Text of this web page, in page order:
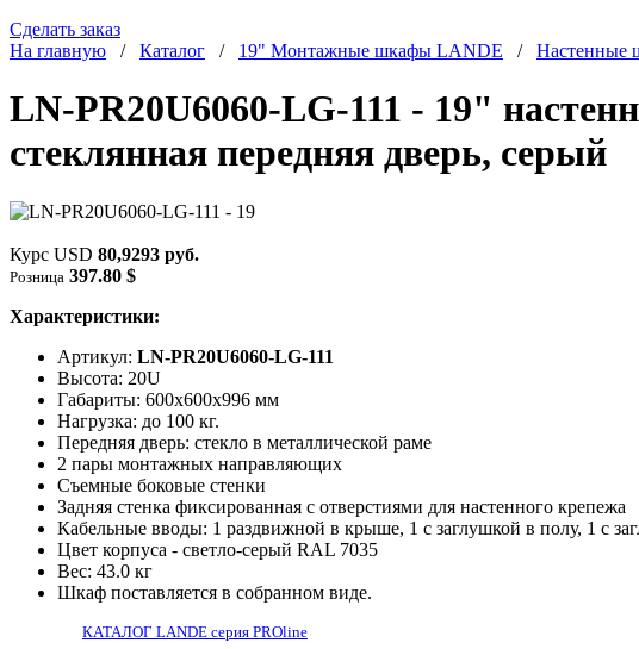
Сделать заказ
На главную / Каталог / 19" Монтажные шкафы LANDE / Настенные
LN-PR20U6060-LG-111 - 19"
стеклянная передняя дверь, серый
Курс USD 80,9293 руб.
Розница 397.80 $
Характеристики:
Артикул: LN-PR20U6060-LG-111
Высота: 20U
Габариты: 600х600x996 мм
Нагрузка: до 100 кг.
Передняя дверь: стекло в металлической раме
2 пары монтажных направляющих
Съемные боковые стенки
Задняя стенка фиксированная с отверстиями для настенного крепежа
Кабельные вводы: 1 раздвижной в крыше, 1 с заглушкой в полу, 1 с
Цвет корпуса - светло-серый RAL 7035
Вес: 43.0 кг
Шкаф поставляется в собранном виде.
КАТАЛОГ LANDE серия PROline